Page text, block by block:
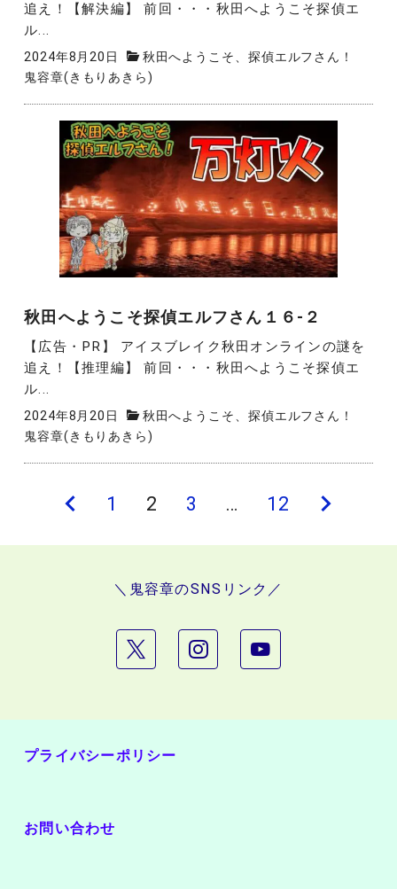
追え！【解決編】 前回・・・秋田へようこそ探偵エ
ル...
2024年8月20日
秋田へようこそ、探偵エルフさん！
鬼容章(きもりあきら)
秋田へようこそ探偵エルフさん１６-２
【広告・PR】 アイスブレイク秋田オンラインの謎を
追え！【推理編】 前回・・・秋田へようこそ探偵エ
ル...
2024年8月20日
秋田へようこそ、探偵エルフさん！
鬼容章(きもりあきら)
前1 2 3 … 12
次
＼鬼容章のSNSリンク／
プライバシーポリシー
お問い合わせ